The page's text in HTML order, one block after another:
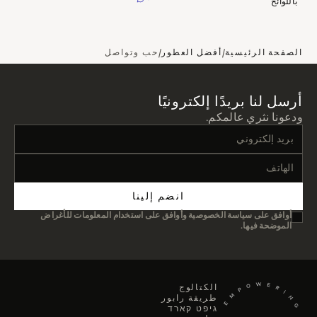
الصفحة الرئيسية/ أفضل العطور/ حب وتواصل
أرسل لنا بريدًا إلكترونيًا
ودعونا نثري عالمكم.
انضم إلينا
أوافق على سياسة الخصوصية وأوافق على استخدام المعلومات للأغراض
الموضحة فيها.
الكتالوج
طريقة رابور
גיפט קארד